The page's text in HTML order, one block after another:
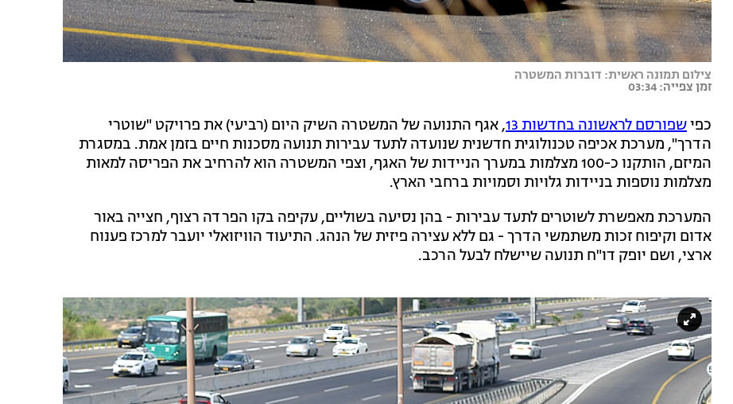
צילום תמונה ראשית: דוברות המשטרה
זמן צפייה: 03:34
כפישפורסם לראשונה בחדשות 13
, אגף התנועה של המשטרה השיק היום (רביעי) את פרויקט "שוטרי
הדרך", מערכת אכיפה טכנולוגית חדשנית שנועדה לתעד עבירות תנועה מסכנות חיים בזמן אמת. במסגרת
המיזם, הותקנו כ-100 מצלמות במערך הניידות של האגף, וצפי המשטרה הוא להרחיב את הפריסה למאות
מצלמות נוספות בניידות גלויות וסמויות ברחבי הארץ.
המערכת מאפשרת לשוטרים לתעד עבירות - בהן נסיעה בשוליים, עקיפה בקו הפרדה רצוף, חצייה באור
אדום וקיפוח זכות משתמשי הדרך - גם ללא עצירה פיזית של הנהג. התיעוד הוויזואלי יועבר למרכז פענוח
ארצי, ושם יופק דו"ח תנועה שיישלח לבעל הרכב.